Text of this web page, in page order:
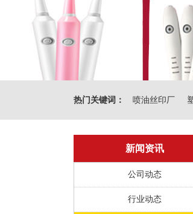
热门关键词： 喷油丝印厂
新闻资讯
公司动态
行业动态